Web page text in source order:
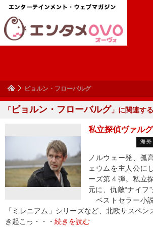
ビョルン・フローバルグ
「 ビョルン・フローバルグ 」に関連する
私立探偵ヴァル
海外
ノルウェー発、孤
ェウムを主人公に
ーズ第４弾。私立
元に、仇敵“ナイフ
ベストセラー小
「ミレニアム」シリーズなど、北欧サスペ
き起こっ・・・ 続きを読む